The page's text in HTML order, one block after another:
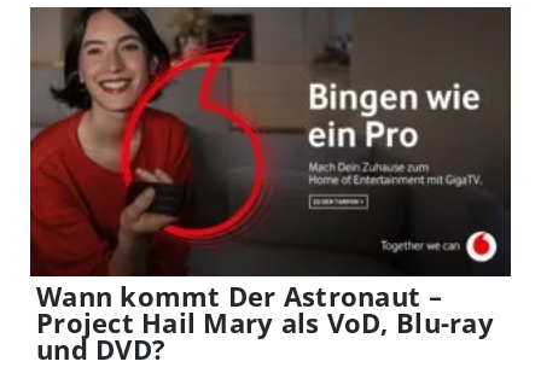
Wann kommt Der Astronaut –
Project Hail Mary als VoD, Blu-ray
und DVD?